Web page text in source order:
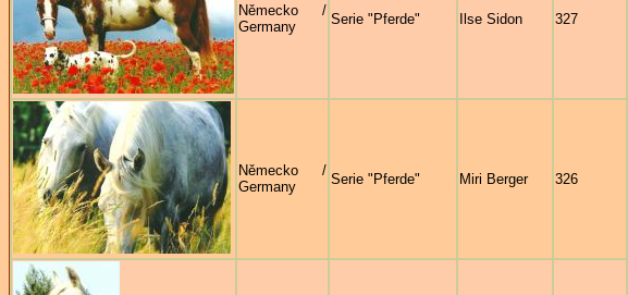
Německo /
Germany
Serie "Pferde" Ilse Sidon 327
Německo /
Germany
Serie "Pferde" Miri Berger 326